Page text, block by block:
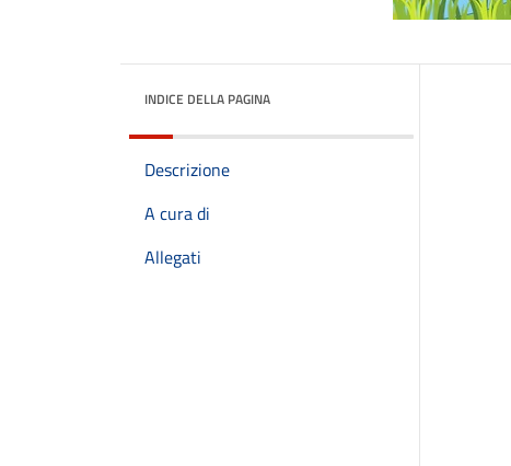
INDICE DELLA PAGINA
Descrizione
A cura di
Allegati